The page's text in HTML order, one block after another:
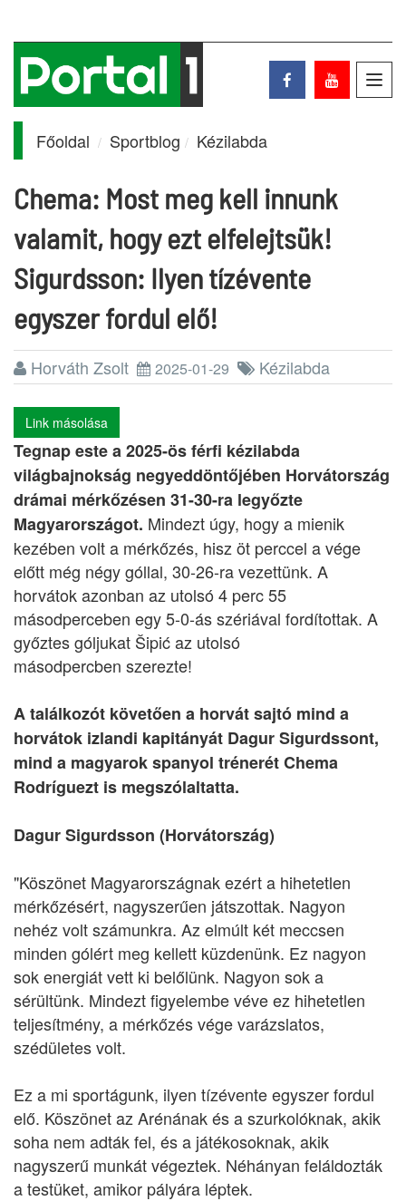
Főoldal Sportblog Kézilabda
Chema: Most meg kell innunk
valamit, hogy ezt elfelejtsük!
Sigurdsson: Ilyen tízévente
egyszer fordul elő!
Horváth Zsolt 2025-01-29 Kézilabda
Link másolása
Tegnap este a 2025-ös férfi kézilabda
világbajnokság negyeddöntőjében Horvátország
drámai mérkőzésen 31-30-ra legyőzte
Magyarországot. Mindezt úgy, hogy a mienik
kezében volt a mérkőzés, hisz öt perccel a vége
előtt még négy góllal, 30-26-ra vezettünk. A
horvátok azonban az utolsó 4 perc 55
másodperceben egy 5-0-ás szériával fordítottak. A
győztes góljukat Šipić az utolsó
másodpercben szerezte!
A találkozót követően a horvát sajtó mind a
horvátok izlandi kapitányát Dagur Sigurdssont,
mind a magyarok spanyol trénerét Chema
Rodríguezt is megszólaltatta.
Dagur Sigurdsson (Horvátország)
"Köszönet Magyarországnak ezért a hihetetlen
mérkőzésért, nagyszerűen játszottak. Nagyon
nehéz volt számunkra. Az elmúlt két meccsen
minden gólért meg kellett küzdenünk. Ez nagyon
sok energiát vett ki belőlünk. Nagyon sok a
sérültünk. Mindezt figyelembe véve ez hihetetlen
teljesítmény, a mérkőzés vége varázslatos,
szédületes volt.
Ez a mi sportágunk, ilyen tízévente egyszer fordul
elő. Köszönet az Arénának és a szurkolóknak, akik
soha nem adták fel, és a játékosoknak, akik
nagyszerű munkát végeztek. Néhányan feláldozták
a testüket, amikor pályára léptek.